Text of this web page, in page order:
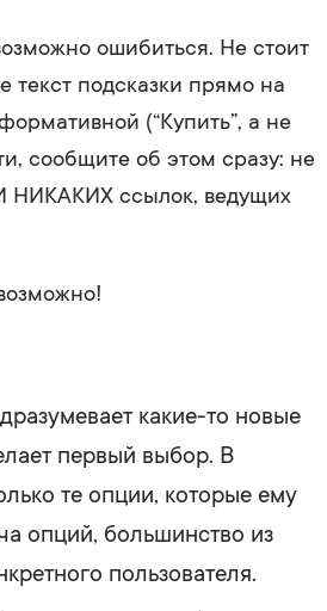
ошибиться. Не стоит
текст подсказки прямо на
(“Купить”, а не
сообщите об этом сразу: не
НИКАКИХ ссылок, ведущих
какие-то новые
первый выбор. В
те опции, которые ему
опций, большинство из
пользователя.